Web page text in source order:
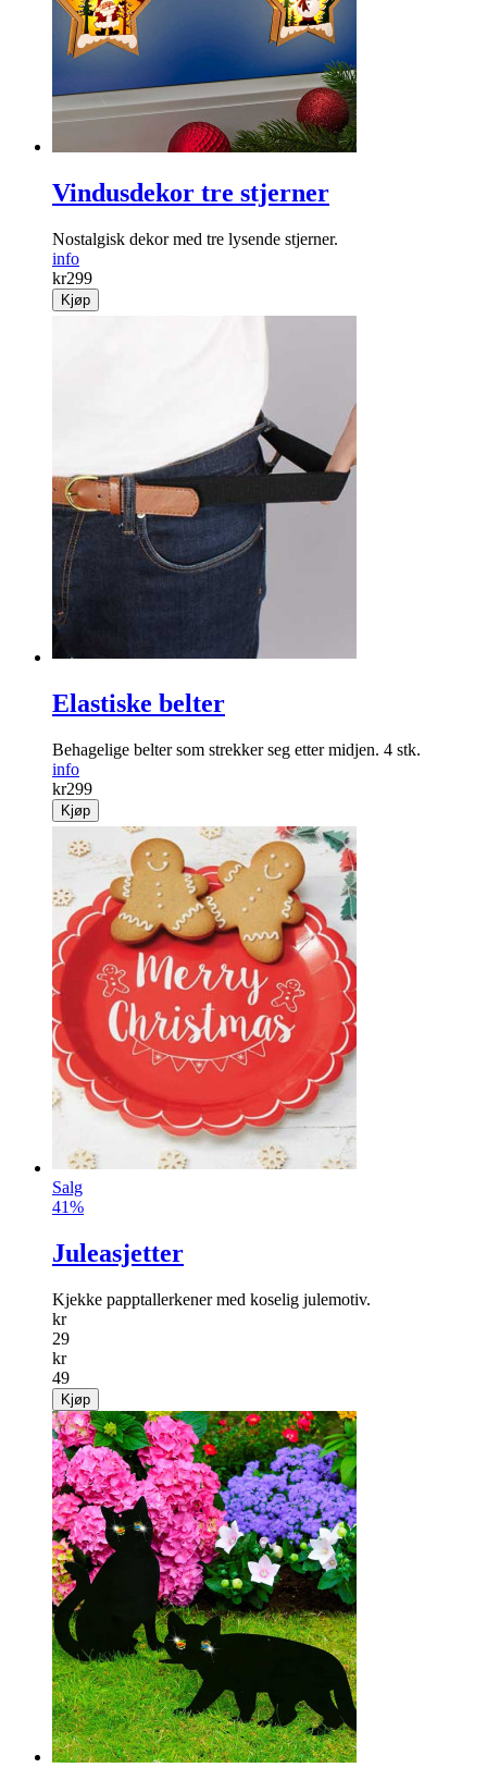
Vindusdekor tre stjerner
Nostalgisk dekor med tre lysende stjerner.
info
kr299
Kjøp
Elastiske belter
Behagelige belter som strekker seg etter midjen. 4 stk.
info
kr299
Kjøp
Salg
41%
Juleasjetter
Kjekke papptallerkener med koselig julemotiv.
kr
29
kr
49
Kjøp